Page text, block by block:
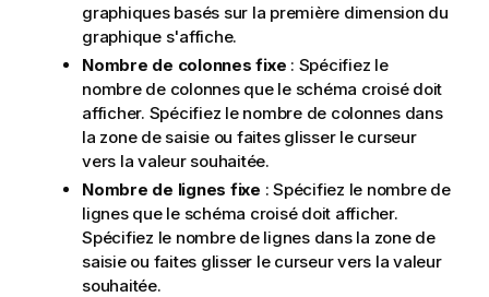
graphiques basés sur la première dimension du
graphique s'affiche.
Nombre de colonnes fixe : Spécifiez le
nombre de colonnes que le schéma croisé doit
afficher. Spécifiez le nombre de colonnes dans
la zone de saisie ou faites glisser le curseur
vers la valeur souhaitée.
Nombre de lignes fixe : Spécifiez le nombre de
lignes que le schéma croisé doit afficher.
Spécifiez le nombre de lignes dans la zone de
saisie ou faites glisser le curseur vers la valeur
souhaitée.